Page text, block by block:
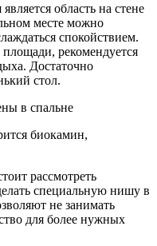
область на стене
месте можно
спокойствием.
рекомендуется
Достаточно
стол.
биокамин,
рассмотреть
специальную нишу в
не занимать
для более нужных